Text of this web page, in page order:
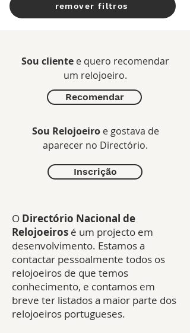
remover filtros
Sou cliente e quero recomendar
um relojoeiro.
Recomendar
Sou Relojoeiroe gostava de
aparecer no Directório.
Inscrição
O Directório Nacional de
Relojoeiros é um projecto em
desenvolvimento. Estamos a
contactar pessoalmente todos os
relojoeiros de que temos
conhecimento, e contamos em
breve ter listados a maior parte dos
relojoeiros portugueses.